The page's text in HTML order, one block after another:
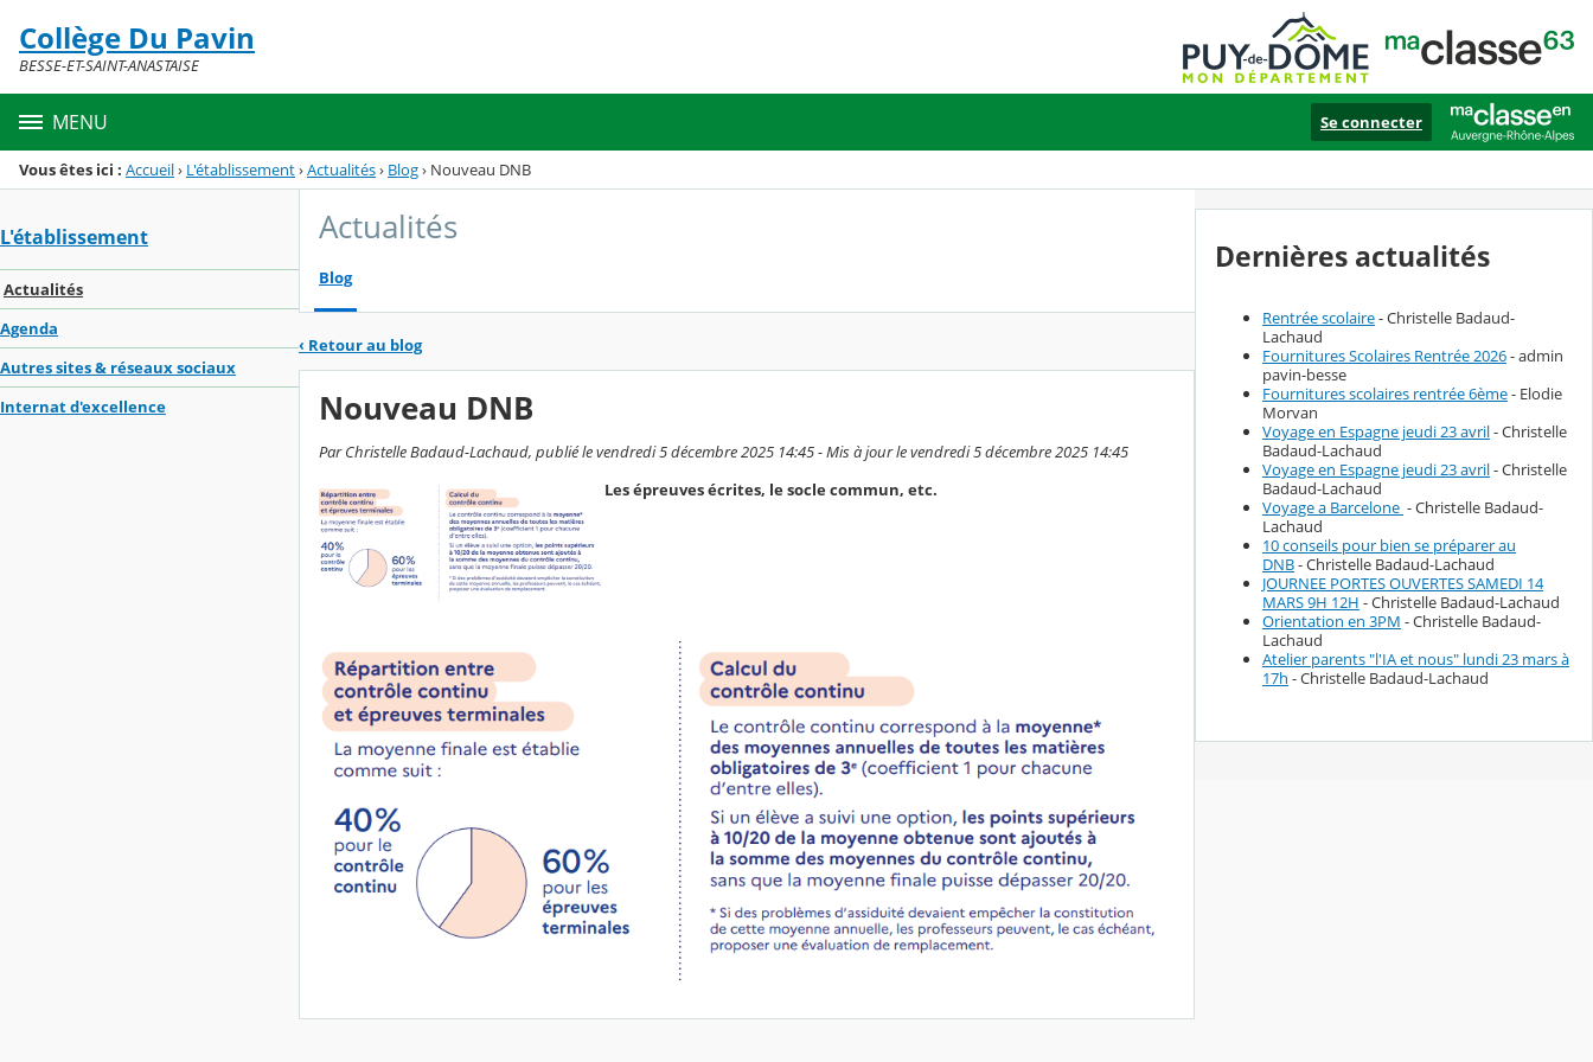
Menu de la rubrique
Contenu
Collège Du Pavin
BESSE-ET-SAINT-ANASTAISE
MENU Se connecter
Vous êtes ici : Accueil› L'établissement›Actualités› Blog› Nouveau DNB
L'établissement
Actualités
Agenda
Autres sites & réseaux sociaux
Internat d'excellence
Actualités
Blog
‹ Retour au blog
Nouveau DNB
Par Christelle Badaud-Lachaud, publié le vendredi 5 décembre 2025 14:45 - Mis à jour le vendredi 5 décembre 2025 14:45
Les épreuves écrites, le socle commun, etc.
Dernières actualités
Rentrée scolaire- Christelle Badaud-
Lachaud
Fournitures Scolaires Rentrée 2026- admin
pavin-besse
Fournitures scolaires rentrée 6ème- Elodie
Morvan
Voyage en Espagne jeudi 23 avril- Christelle
Badaud-Lachaud
Voyage en Espagne jeudi 23 avril- Christelle
Badaud-Lachaud
Voyage a Barcelone - Christelle Badaud-
Lachaud
10 conseils pour bien se préparer au
DNB- Christelle Badaud-Lachaud
JOURNEE PORTES OUVERTES SAMEDI 14
MARS 9H 12H - Christelle Badaud-Lachaud
Orientation en 3PM - Christelle Badaud-
Lachaud
Atelier parents "l'IA et nous" lundi 23 mars à
17h - Christelle Badaud-Lachaud